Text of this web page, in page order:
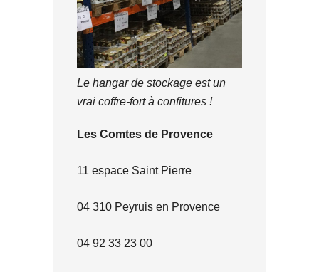
Le hangar de stockage est un
vrai coffre-fort à confitures !
Les Comtes de Provence
11 espace Saint Pierre
04 310 Peyruis en Provence
04 92 33 23 00